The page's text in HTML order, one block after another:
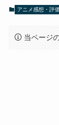
アニメ感想・評価
当ページ